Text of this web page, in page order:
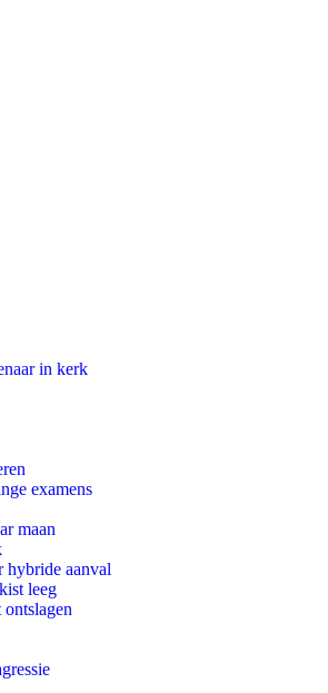
in kerk
examens
maan
hybride aanval
leeg